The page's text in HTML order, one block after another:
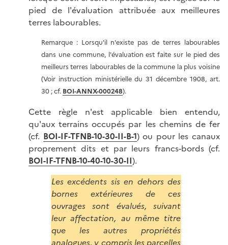
pied de l'évaluation attribuée aux meilleures
terres labourables.
Remarque : Lorsqu'il n'existe pas de terres labourables
dans une commune, l'évaluation est faite sur le pied des
meilleurs terres labourables de la commune la plus voisine
(Voir instruction ministérielle du 31 décembre 1908, art.
30 ; cf. BOI-ANNX-000248).
Cette règle n'est applicable bien entendu,
qu'aux terrains occupés par les chemins de fer
(cf. BOI-IF-TFNB-10-30-II-B-1) ou pour les canaux
proprement dits et par leurs francs-bords (cf.
BOI-IF-TFNB-10-40-10-30-II).
Les excédents sis en dehors des
bornes extérieures de ces
ouvrages sont évalués, suivant
leur affectation, au même titre
que les autres propriétés
analogues, y compris les parcelles